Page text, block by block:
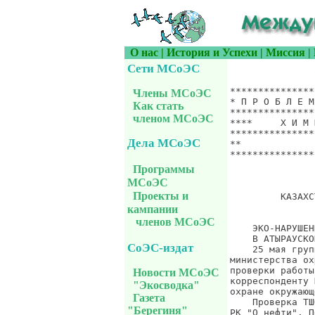
О нас | История и Успехи | Миссия |
Сети МСоЭС
Члены МСоЭС
Как стать
членом МСоЭС
Дела МСоЭС
Программы
МСоЭС
Проекты и
кампании
членов МСоЭС
СоЭС-издат
Новости МСоЭС
"Экосводка"
Газета
"Берегиня"
*******************************************************************
* П Р О Б Л Е М Ы  Х И М И Ч Е С К О Й  Б Е З О П А С Н О С Т И   *
*******************************************************************
****     Х И М И Я * И * Ж И З Н Ь                  ***************
*******************************************************************
**                  Сообщение UCS-INFO.1390, 25 сентября 2005 г.  *
*******************************************************************
                                                    Отходы и доходы


         КАЗАХСТАН, АТЫРАУСКАЯ ОБЛАСТЬ: НЕФТЬ И ЖИВАЯ ПРИРОДА


    ЭКО-НАРУШЕНИЯ
    В АТЫРАУСКОЙ ОБЛАСТИ НАЧАЛАСЬ ВНЕПЛАНОВАЯ ПРОВЕРКА ТЕНГИЗШЕВРОЙЛ
    25 мая группа экологов Атырауской области совместно с представителями
министерства охраны окружающей среды выехали в Жылыойский район для
проверки работы совместного предприятия "Тенгизшевройл". Об этом
корреспонденту KZ-today сообщила главный государственный инспектор по
охране окружающей среды Атырауской области Куралай Шанкиева.
    Проверка ТШО инициирована экологами на основании изменений в Законе
РК "О нефти". По новым требованием промышленная разработка нефтегазовых
месторождений без утилизации попутного природного газа запрещается.
Экологи также приступили к проверке других недропользователей в Атырауской
области, которые сжигают газ на факелах. Количество предприятий в настоящее
время уточняется.
    Внеплановая проверка продлится по 30 мая 2005 года. Как подчеркнула
К.Шанкиева, к нарушителям будут применены меры административного характера.
Ранее, уведомление с требованием устранить сжигание газа и привести объем
добычи попутного газа в соответствие с имеющимися мощностями по утилизации
было отправлено руководству 34 нефтяных компаний Казахстана.
                Gazeta KZ, 26.05.2005 г.

    АВАРИЯ
    Крупнейший нефтедобытчик в Казахстане остановил подготовку к экспорту
    Крупнейший нефтедобытчик в Казахстане "Тенгизшевройл" из-за аварии
прекратил подготовку нефти к закачке в экспортный нефтепровод, говорится в
сообщении компании, сообщает Рейтер-СНГ. Ранее в этот же день министерство
по чрезвычайным ситуациям сообщило, что "Тенгизшевройл",  разрабатывающий
месторождение "Тенгиз" на западе страны,